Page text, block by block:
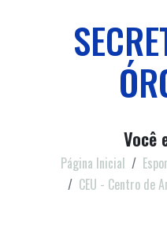
Você
Página Inicial
CEU - Centro de